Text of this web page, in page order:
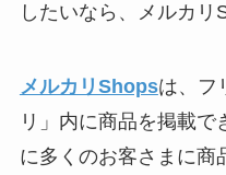
したいなら、メルカリ
メルカリShopsは、フ
リ」内に商品を掲載で
に多くのお客さまに商